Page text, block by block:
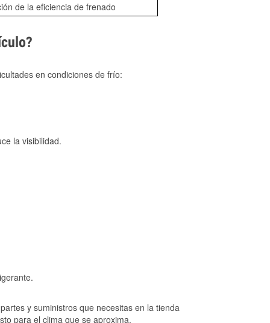
de la eficiencia de frenado
en condiciones de frío:
la visibilidad.
y suministros que necesitas en la tienda
para el clima que se aproxima.